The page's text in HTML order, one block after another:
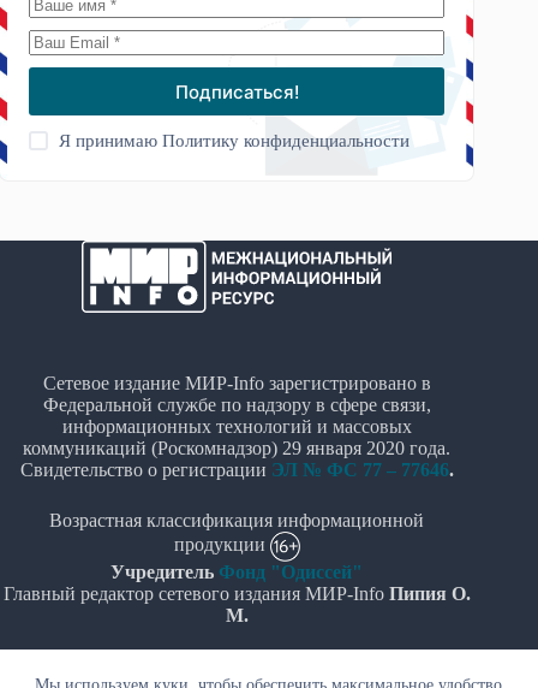
Подписаться!
Я принимаюПолитику конфиденциальности
Сетевое издание МИР-Info зарегистрировано в
Федеральной службе по надзору в сфере связи,
информационных технологий и массовых
коммуникаций (Роскомнадзор) 29 января 2020 года.
Свидетельство о регистрации ЭЛ № ФС 77 – 77646.
Возрастная классификация информационной
продукции
Учредитель Фонд "Одиссей"
Главный редактор сетевого издания МИР-Info Пипия О.
М.